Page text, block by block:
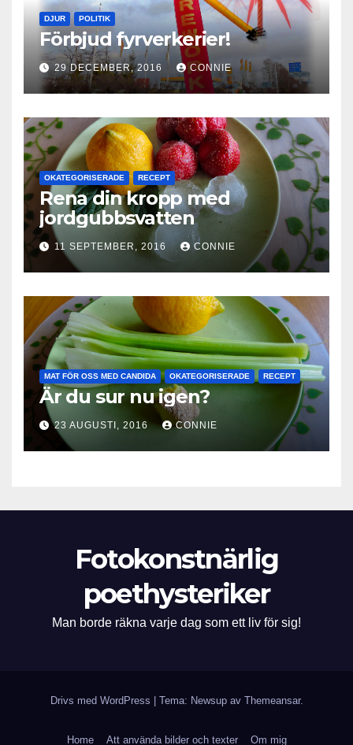
DJUR POLITIK
Förbjud fyrverkerier!
29 DECEMBER, 2016 CONNIE
OKATEGORISERADE RECEPT
Rena din kropp med
jordgubbsvatten
11 SEPTEMBER, 2016 CONNIE
MAT FÖR OSS MED CANDIDA OKATEGORISERADE RECEPT
Är du sur nu igen?
23 AUGUSTI, 2016 CONNIE
Fotokonstnärlig
poethysteriker
Man borde räkna varje dag som ett liv för sig!
Drivs med WordPress Tema: Newsup av Themeansar.
Home Att använda bilder och texter Om mig